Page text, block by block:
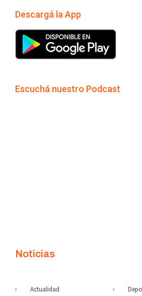
Descargá la App
Escuchá nuestro Podcast
Noticias
Actualidad